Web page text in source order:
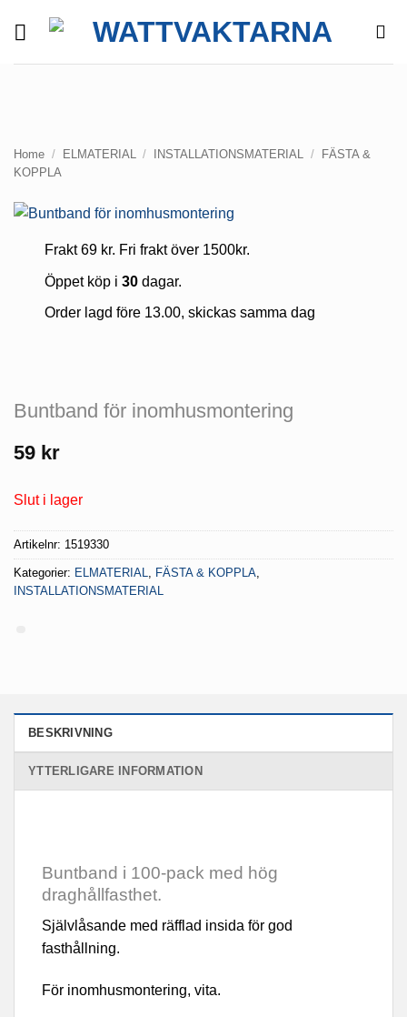
Home / ELMATERIAL / INSTALLATIONSMATERIAL /
FÄSTA &
KOPPLA
Frakt 69 kr. Fri frakt över 1500kr.
Öppet köp i 30dagar.
Order lagd före 13.00, skickas samma dag
Buntband för inomhusmontering
59 kr
Slut i lager
Artikelnr: 1519330
Kategorier: ELMATERIAL, FÄSTA & KOPPLA,
INSTALLATIONSMATERIAL
BESKRIVNING
YTTERLIGARE INFORMATION
Buntband i 100-pack med hög
draghållfasthet.
Självlåsande med räfflad insida för god
fasthållning.
För inomhusmontering, vita.